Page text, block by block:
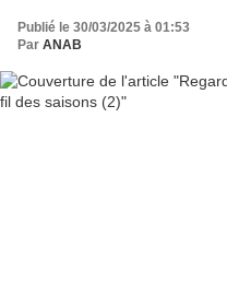
Publié le 30/03/2025 à 01:53
Par ANAB